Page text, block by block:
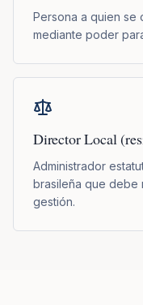
Persona a quien
mediante poder
Director Local
Administrador
brasileña que debe
gestión.